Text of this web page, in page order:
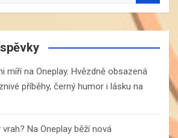
míří na Oneplay. Hvězdně obsazená
příběhy, černý humor i lásku na
Na Oneplay běží nová